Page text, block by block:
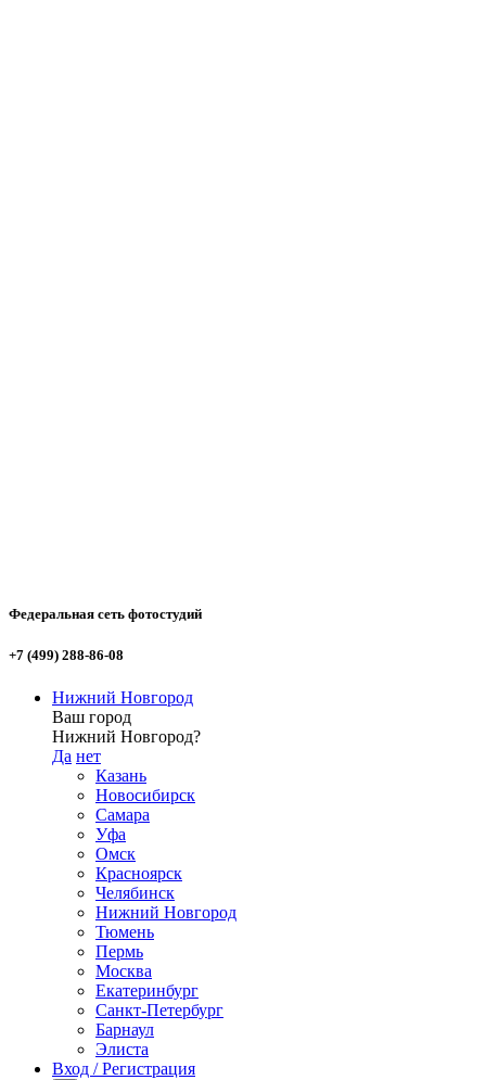
Федеральная сеть фотостудий
+7 (499) 288-86-08
Нижний Новгород
Ваш город
Нижний Новгород?
Да нет
Казань
Новосибирск
Самара
Уфа
Омск
Красноярск
Челябинск
Нижний Новгород
Тюмень
Пермь
Москва
Екатеринбург
Санкт-Петербург
Барнаул
Элиста
Вход / Регистрация